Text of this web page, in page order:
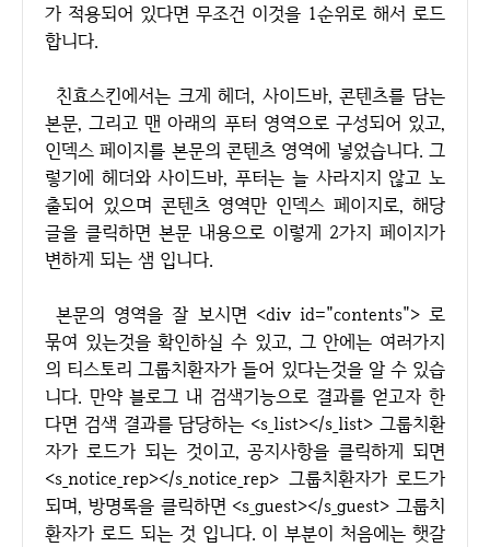
가 적용되어 있다면 무조건 이것을 1순위로 해서 로드
합니다.
친효스킨에서는 크게 헤더, 사이드바, 콘텐츠를 담는
본문, 그리고 맨 아래의 푸터 영역으로 구성되어 있고,
인덱스 페이지를 본문의 콘텐츠 영역에 넣었습니다. 그
렇기에 헤더와 사이드바, 푸터는 늘 사라지지 않고 노
출되어 있으며 콘텐츠 영역만 인덱스 페이지로, 해당
글을 클릭하면 본문 내용으로 이렇게 2가지 페이지가
변하게 되는 샘 입니다.
본문의 영역을 잘 보시면 <div id="contents"> 로
묶여 있는것을 확인하실 수 있고, 그 안에는 여러가지
의 티스토리 그룹치환자가 들어 있다는것을 알 수 있습
니다. 만약 블로그 내 검색기능으로 결과를 얻고자 한
다면 검색 결과를 담당하는 <s_list></s_list> 그룹치환
자가 로드가 되는 것이고, 공지사항을 클릭하게 되면
<s_notice_rep></s_notice_rep> 그룹치환자가 로드가
되며, 방명록을 클릭하면 <s_guest></s_guest> 그룹치
환자가 로드 되는 것 입니다. 이 부분이 처음에는 햇갈